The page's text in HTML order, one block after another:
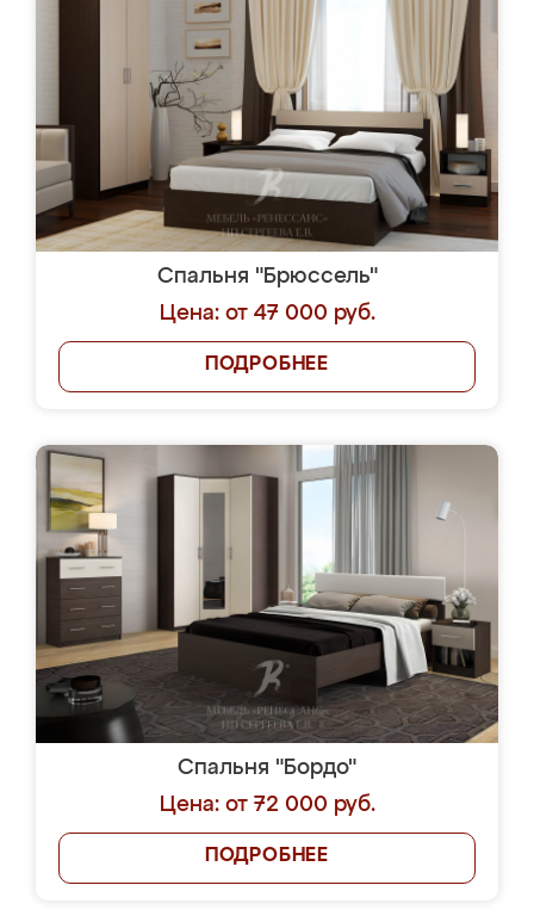
Спальня "Брюссель"
Цена: от 47 000 руб.
ПОДРОБНЕЕ
Спальня "Бордо"
Цена: от 72 000 руб.
ПОДРОБНЕЕ